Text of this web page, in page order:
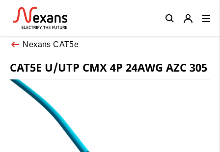
Nexans CAT5e
CAT5E U/UTP CMX 4P 24AWG AZC 305
Close